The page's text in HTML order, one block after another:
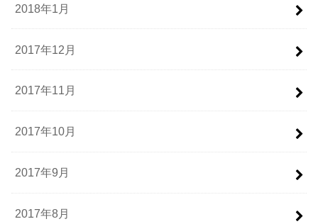
2018年1月
2017年12月
2017年11月
2017年10月
2017年9月
2017年8月